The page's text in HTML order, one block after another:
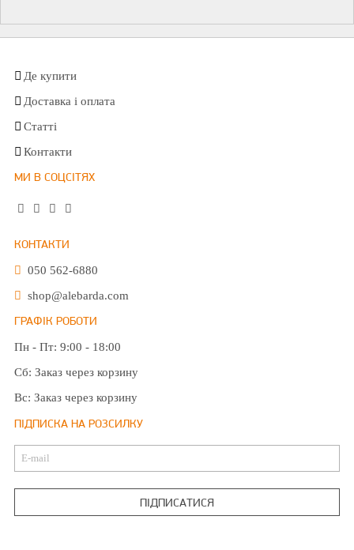
Де купити
Доставка і оплата
Статті
Контакти
МИ В СОЦСІТЯХ
КОНТАКТИ
050 562-6880
shop@alebarda.com
ГРАФІК РОБОТИ
Пн - Пт: 9:00 - 18:00
Сб: Заказ через корзину
Вс: Заказ через корзину
ПІДПИСКА НА РОЗСИЛКУ
ПІДПИСАТИСЯ